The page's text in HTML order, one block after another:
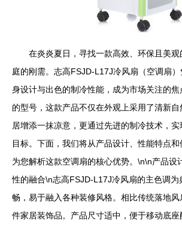
在炎炎夏日，寻找一款高效、环保且美
庭的刚需。志高FSJD-L17J冷风扇（空调扇
身设计与出色的制冷性能，成为市场关注的
的型号，这款产品不仅在外观上采用了清新
居增添一抹凉意，更通过先进的制冷技术，
目标。下面，我们将从产品设计、性能特点和
为您解析这款空调扇的核心优势。\n\n产品设
性的融合\n志高FSJD-L17J冷风扇的主色调为
畅，易于融入各种装修风格。相比传统落地
件家居装饰品。产品尺寸适中，便于移动底座